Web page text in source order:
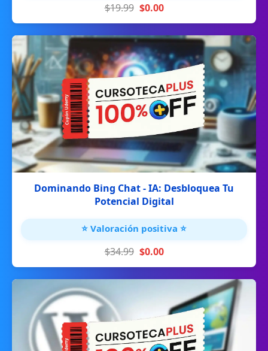
$19.99 $0.00
Dominando Bing Chat - IA: Desbloquea Tu
Potencial Digital
⭐ Valoración positiva ⭐
$34.99 $0.00